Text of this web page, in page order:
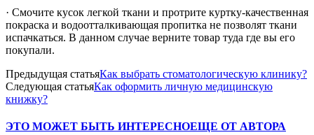
· Смочите кусок легкой ткани и протрите куртку-качественная
покраска и водоотталкивающая пропитка не позволят ткани
испачкаться. В данном случае верните товар туда где вы его
покупали.
Предыдущая статьяКак выбрать стоматологическую клинику?
Следующая статьяКак оформить личную медицинскую
книжку?
ЭТО МОЖЕТ БЫТЬ ИНТЕРЕСНОЕЩЕ ОТ АВТОРА